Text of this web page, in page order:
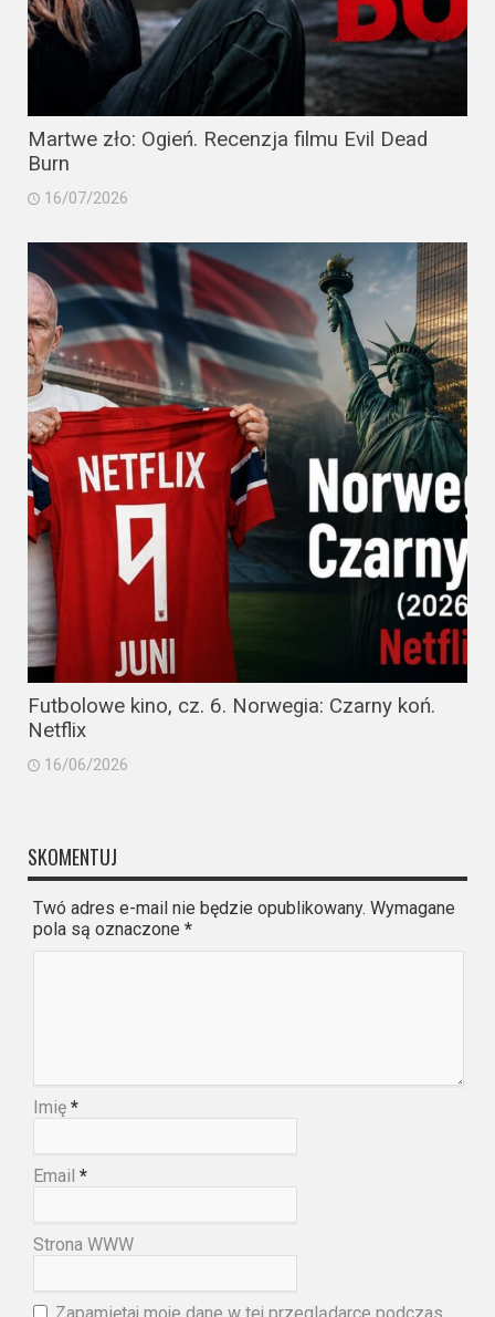
Martwe zło: Ogień. Recenzja filmu Evil Dead
Burn
16/07/2026
Futbolowe kino, cz. 6. Norwegia: Czarny koń.
Netflix
16/06/2026
SKOMENTUJ
Twó adres e-mail nie będzie opublikowany. Wymagane
pola są oznaczone *
Imię *
Email *
Strona WWW